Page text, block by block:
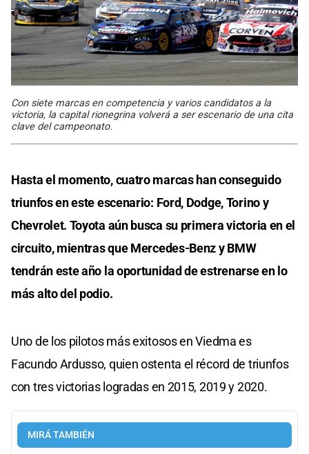
Con siete marcas en competencia y varios candidatos a la
victoria, la capital rionegrina volverá a ser escenario de una cita
clave del campeonato.
Hasta el momento, cuatro marcas han conseguido
triunfos en este escenario: Ford, Dodge, Torino y
Chevrolet. Toyota aún busca su primera victoria en el
circuito, mientras que Mercedes-Benz y BMW
tendrán este año la oportunidad de estrenarse en lo
más alto del podio.
Uno de los pilotos más exitosos en Viedma es
Facundo Ardusso, quien ostenta el récord de triunfos
con tres victorias logradas en 2015, 2019 y 2020.
MIRÁ TAMBIÉN